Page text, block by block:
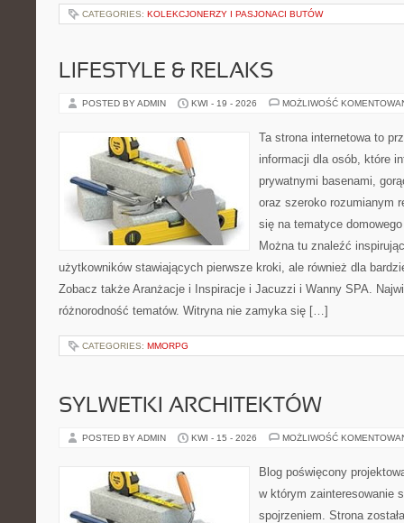
CATEGORIES: KOLEKCJONERZY I PASJONACI BUTÓW
LIFESTYLE & RELAKS
POSTED BY ADMIN KWI - 19 - 2026 MOŻLIWOŚĆ
Ta strona internetowa to
informacji dla osób, które
prywatnymi basenami,
oraz szeroko rozumianym
się na tematyce
Można tu znaleźć
użytkowników stawiających pierwsze kroki, ale również dla
Zobacz także Aranżacje i Inspiracje i Jacuzzi i Wanny SPA.
różnorodność tematów. Witryna nie zamyka się […]
CATEGORIES: MMORPG
SYLWETKI ARCHITEKTÓW
POSTED BY ADMIN KWI - 15 - 2026 MOŻLIWOŚĆ
Blog poświęcony
w którym zainteresowanie
spojrzeniem. Strona